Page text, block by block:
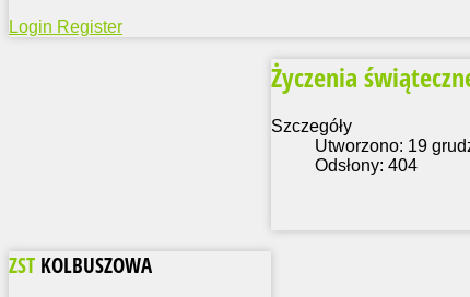
Login Register
Życzenia
Szczegóły
Utworzono: 19
Odsłony: 404
ZST KOLBUSZOWA